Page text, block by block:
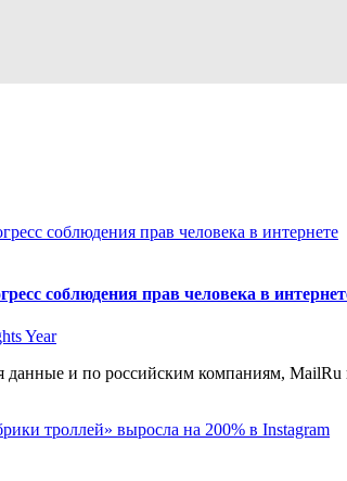
соблюдения прав человека в
Year
данные и по российским компаниям,